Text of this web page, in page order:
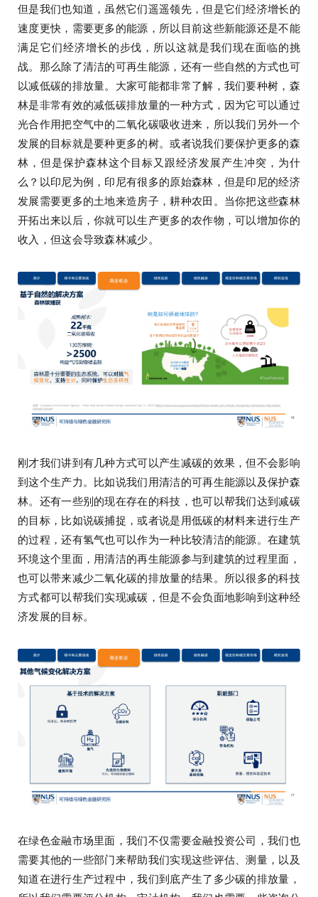
但是我们也知道，虽然它们遥遥领先，但是它们经济增长的
速度更快，需要更多的能源，所以目前这些新能源还是不能
满足它们经济增长的步伐，所以这就是我们现在面临的挑
战。那么除了清洁的可再生能源，还有一些自然的方式也可
以减低碳的排放量。大家可能都非常了解，我们要种树，森
林是非常有效的减低碳排放量的一种方式，因为它可以通过
光合作用把空气中的二氧化碳吸收进来，所以我们另外一个
发展的目标就是要种更多的树。或者说我们要保护更多的森
林，但是保护森林这个目标又跟经济发展产生冲突，为什
么？以印尼为例，印尼有很多的原始森林，但是印尼的经济
发展需要更多的土地来造房子，耕种农田。当你把这些森林
开拓出来以后，你就可以生产更多的农作物，可以增加你的
收入，但这会导致森林减少。
刚才我们讲到有几种方式可以产生减碳的效果，但不会影响
到这个生产力。比如说我们用清洁的可再生能源以及保护森
林。还有一些别的现在存在的科技，也可以帮我们达到减碳
的目标，比如说碳捕捉，或者说是用低碳的材料来进行生产
的过程，还有氢气也可以作为一种比较清洁的能源。在建筑
环境这个里面，用清洁的再生能源参与到建筑的过程里面，
也可以带来减少二氧化碳的排放量的结果。所以很多的科技
方式都可以帮我们实现减碳，但是不会负面地影响到这种经
济发展的目标。
在绿色金融市场里面，我们不仅需要金融投资公司，我们也
需要其他的一些部门来帮助我们实现这些评估、测量，以及
知道在进行生产过程中，我们到底产生了多少碳的排放量，